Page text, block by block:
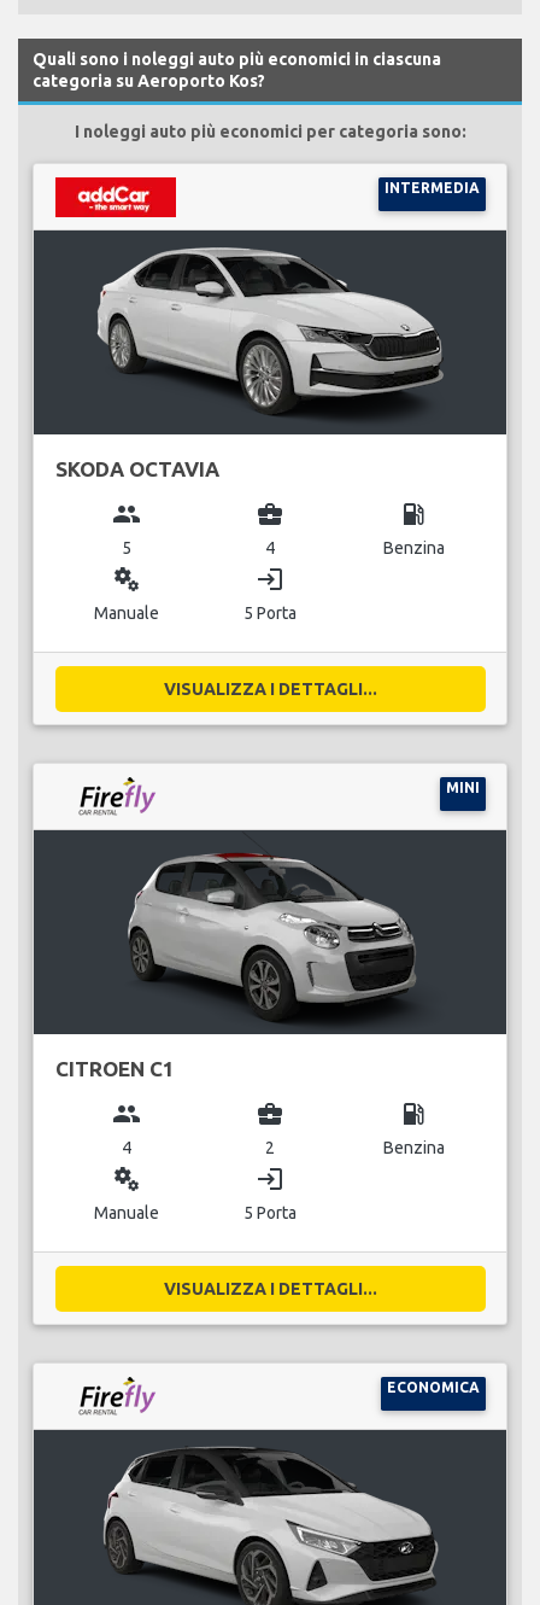
Quali sono i noleggi auto più economici in ciascuna
categoria su Aeroporto Kos?
I noleggi auto più economici per categoria sono:
INTERMEDIA
SKODA OCTAVIA
group
5
business_center
4
local_gas_station
Benzina
miscellaneous_services
Manuale
login
5 Porta
VISUALIZZA I DETTAGLI...
MINI
CITROEN C1
group
4
business_center
2
local_gas_station
Benzina
miscellaneous_services
Manuale
login
5 Porta
VISUALIZZA I DETTAGLI...
ECONOMICA